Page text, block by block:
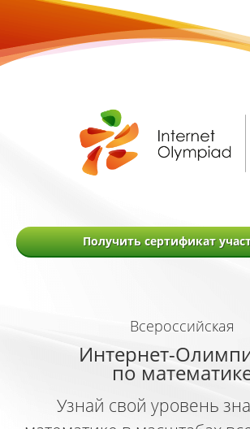
Получить сертификат
Всероссийская
Интернет-
по
Узнай свой уровень